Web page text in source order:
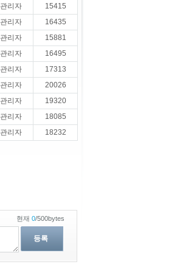
관리자
15415
관리자
16435
관리자
15881
관리자
16495
관리자
17313
관리자
20026
관리자
19320
관리자
18085
관리자 18232
등록
현재 0/500bytes